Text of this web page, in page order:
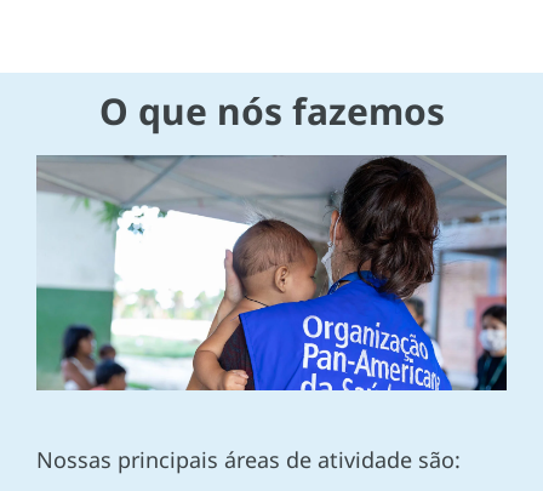
O que nós fazemos
Nossas principais áreas de atividade são: